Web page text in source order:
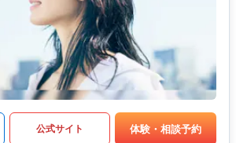
公式サイト 体験・相談予約